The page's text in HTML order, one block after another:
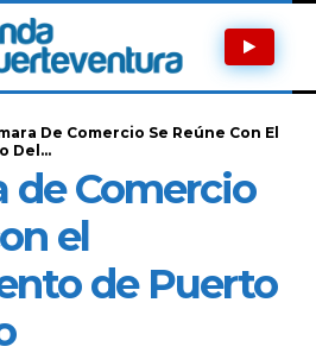
De Comercio Se Reúne Con El
Del...
de Comercio
el
de Puerto